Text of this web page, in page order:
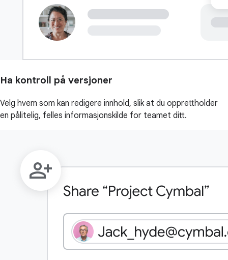
Ha kontroll på versjoner
Velg hvem som kan redigere innhold, slik at du opprettholder
en pålitelig, felles informasjonskilde for teamet ditt.